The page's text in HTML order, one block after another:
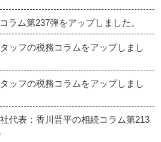
ム第237弾をアップしました。
ッフの税務コラムをアップしまし
ッフの税務コラムをアップしまし
代表：香川晋平の相続コラム第213